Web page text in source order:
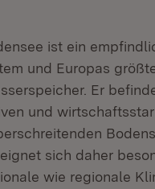
ist ein
und Europas
Er
und
sich daher
wie regionale